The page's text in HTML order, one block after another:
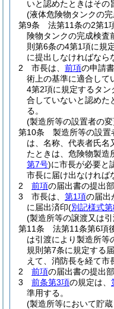
いと認めたときはその
(液体危険物タンクの
第9条
法第11条の2第1
険物タンクの完成検査
則第6条の4第1項に規
に提出しなければなら
2
市長は、 前項の申請
術上の基準に適合して
4第2項に規定するタ
合していないと認めた
る。
(製造所等の設置者の
第10条
製造所等の設置
は、名称、代表者氏名
たときは、危険物製造
第7号)に市長が必要と
市長に届け出なければ
2
前項の届出書の提出
3
市長は、 第1項の届出
に届出済印(別記様式
(製造所等の譲渡又は
第11条
法第11条第6項
は引渡により製造所等
規則第7条に規定する
えて、消防長を経て市
2
前項の届出書の提出
3
前条第3項の規定は、
準用する。
(製造所等において貯